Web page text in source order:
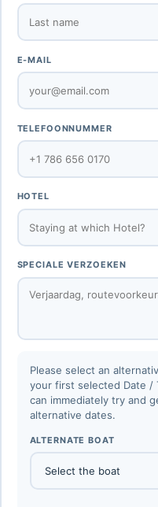
E-MAIL
TELEFOONNUMMER
HOTEL
SPECIALE VERZOEKEN
Please select an
your first selected Date /
can immediately try and
alternative dates.
ALTERNATE BOAT